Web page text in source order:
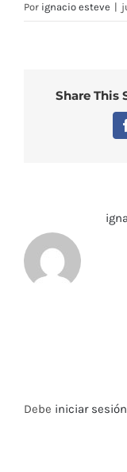
Por ignacio esteve |
Share This
Debe iniciar sesión